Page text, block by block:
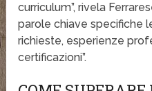
curriculum”, rivela
parole chiave specifiche
richieste, esperienze
certificazioni”.